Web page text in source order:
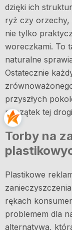
dzięki ich
ryż czy orzechy,
nie tylko
woreczkami. To
naturalne
Ostatecznie
przyszłych
początek tej
Torby na
Plastikowe
rękach
problemem dla
alternatywa,